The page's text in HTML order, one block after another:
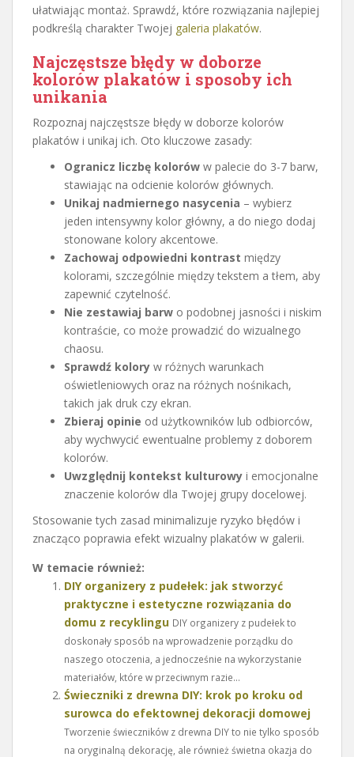
ułatwiając montaż. Sprawdź, które rozwiązania najlepiej
podkreślą charakter Twojej galeria plakatów.
Najczęstsze błędy w doborze
kolorów plakatów i sposoby ich
unikania
Rozpoznaj najczęstsze błędy w doborze kolorów
plakatów i unikaj ich. Oto kluczowe zasady:
Ogranicz liczbę kolorów w palecie do 3-7 barw,
stawiając na odcienie kolorów głównych.
Unikaj nadmiernego nasycenia – wybierz
jeden intensywny kolor główny, a do niego dodaj
stonowane kolory akcentowe.
Zachowaj odpowiedni kontrast między
kolorami, szczególnie między tekstem a tłem, aby
zapewnić czytelność.
Nie zestawiaj barw o podobnej jasności i niskim
kontraście, co może prowadzić do wizualnego
chaosu.
Sprawdź kolory w różnych warunkach
oświetleniowych oraz na różnych nośnikach,
takich jak druk czy ekran.
Zbieraj opinie od użytkowników lub odbiorców,
aby wychwycić ewentualne problemy z doborem
kolorów.
Uwzględnij kontekst kulturowy i emocjonalne
znaczenie kolorów dla Twojej grupy docelowej.
Stosowanie tych zasad minimalizuje ryzyko błędów i
znacząco poprawia efekt wizualny plakatów w galerii.
W temacie również:
DIY organizery z pudełek: jak stworzyć
praktyczne i estetyczne rozwiązania do
domu z recyklingu DIY organizery z pudełek to
doskonały sposób na wprowadzenie porządku do
naszego otoczenia, a jednocześnie na wykorzystanie
materiałów, które w przeciwnym razie...
Świeczniki z drewna DIY: krok po kroku od
surowca do efektownej dekoracji domowej
Tworzenie świeczników z drewna DIY to nie tylko sposób
na oryginalną dekorację, ale również świetna okazja do